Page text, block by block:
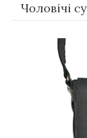
Чоловічі